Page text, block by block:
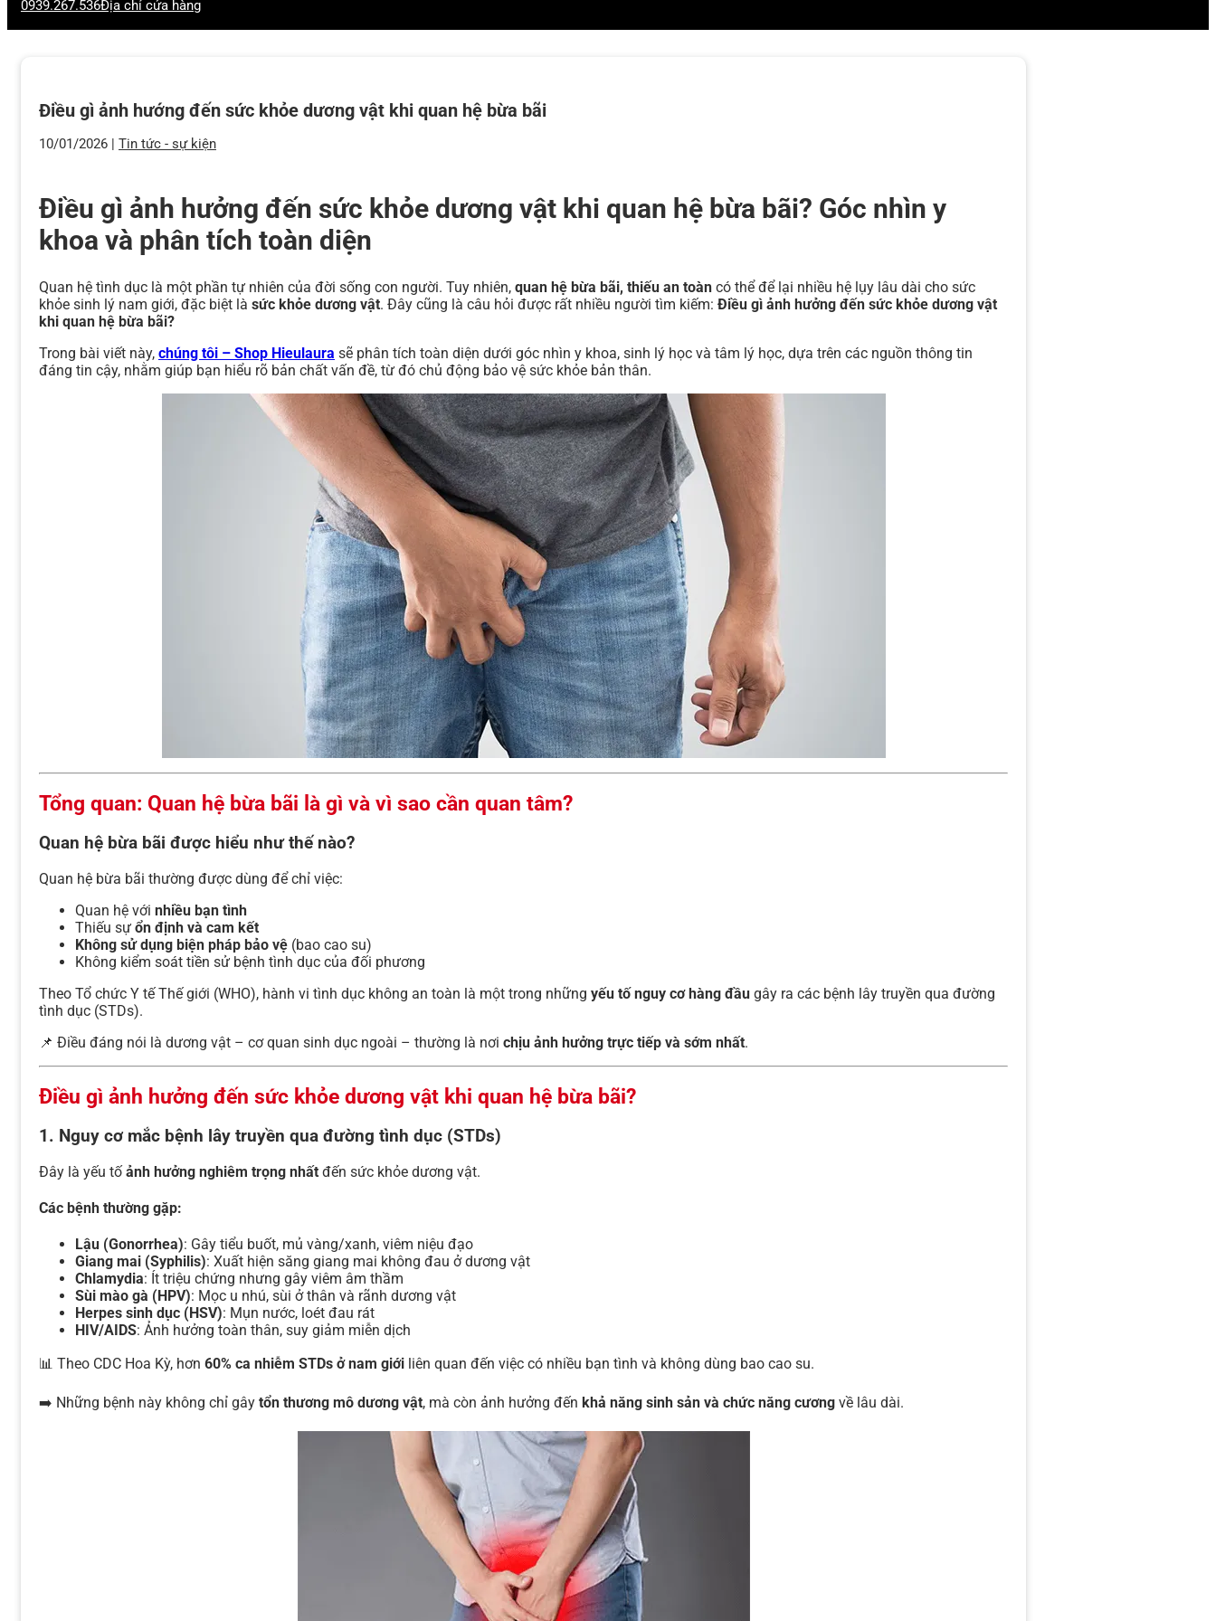
0939.267.536Địa chỉ cửa hàng
Điều gì ảnh hướng đến sức khỏe dương vật khi quan hệ bừa bãi
10/01/2026 | Tin tức - sự kiện
Điều gì ảnh hưởng đến sức khỏe dương vật khi quan hệ bừa bãi? Góc nhìn y
khoa và phân tích toàn diện
Quan hệ tình dục là một phần tự nhiên của đời sống con người. Tuy nhiên, quan hệ bừa bãi, thiếu an toàn có thể để lại nhiều hệ lụy lâu dài cho sức
khỏe sinh lý nam giới, đặc biệt là sức khỏe dương vật. Đây cũng là câu hỏi được rất nhiều người tìm kiếm: Điều gì ảnh hưởng đến sức khỏe dương vật
khi quan hệ bừa bãi?
Trong bài viết này, chúng tôi – Shop Hieulaura sẽ phân tích toàn diện dưới góc nhìn y khoa, sinh lý học và tâm lý học, dựa trên các nguồn thông tin
đáng tin cậy, nhằm giúp bạn hiểu rõ bản chất vấn đề, từ đó chủ động bảo vệ sức khỏe bản thân.
Tổng quan: Quan hệ bừa bãi là gì và vì sao cần quan tâm?
Quan hệ bừa bãi được hiểu như thế nào?
Quan hệ bừa bãi thường được dùng để chỉ việc:
Quan hệ với nhiều bạn tình
Thiếu sự ổn định và cam kết
Không sử dụng biện pháp bảo vệ (bao cao su)
Không kiểm soát tiền sử bệnh tình dục của đối phương
Theo Tổ chức Y tế Thế giới (WHO), hành vi tình dục không an toàn là một trong những yếu tố nguy cơ hàng đầu gây ra các bệnh lây truyền qua đường
tình dục (STDs).
📌 Điều đáng nói là dương vật – cơ quan sinh dục ngoài – thường là nơi chịu ảnh hưởng trực tiếp và sớm nhất.
Điều gì ảnh hưởng đến sức khỏe dương vật khi quan hệ bừa bãi?
1. Nguy cơ mắc bệnh lây truyền qua đường tình dục (STDs)
Đây là yếu tốảnh hưởng nghiêm trọng nhất đến sức khỏe dương vật.
Các bệnh thường gặp:
Lậu (Gonorrhea): Gây tiểu buốt, mủ vàng/xanh, viêm niệu đạo
Giang mai (Syphilis): Xuất hiện săng giang mai không đau ở dương vật
Chlamydia: Ít triệu chứng nhưng gây viêm âm thầm
Sùi mào gà (HPV): Mọc u nhú, sùi ở thân và rãnh dương vật
Herpes sinh dục (HSV): Mụn nước, loét đau rát
HIV/AIDS: Ảnh hưởng toàn thân, suy giảm miễn dịch
📊 Theo CDC Hoa Kỳ, hơn 60% ca nhiễm STDs ở nam giới liên quan đến việc có nhiều bạn tình và không dùng bao cao su.
➡️ Những bệnh này không chỉ gây tổn thương mô dương vật, mà còn ảnh hưởng đến khả năng sinh sản và chức năng cương về lâu dài.